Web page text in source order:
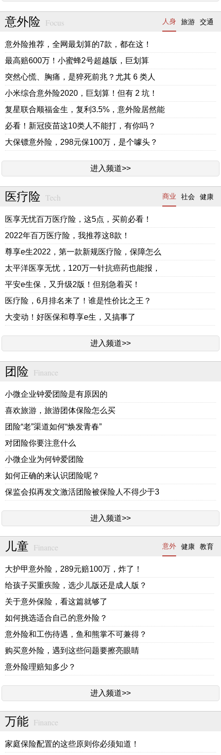
意外险 Focus 人身 旅游 交通
意外险推荐，全网最划算的7款，都在这！
最高赔600万！小蜜蜂2号超越版，巨划算
突然心慌、胸痛，是猝死前兆？尤其 6 类人
小米综合意外险2020，巨划算！但有 2 坑！
复星联合顺福金生，复利3.5%，意外险居然能
必看！新冠疫苗这10类人不能打，有你吗？
大保镖意外险，298元保100万，是个噱头？
进入频道>>
医疗险 Tech 商业 社会 健康
医享无忧百万医疗险，这5点，买前必看！
2022年百万医疗险，我推荐这8款！
尊享e生2022，第一款新规医疗险，保障怎么
太平洋医享无忧，120万一针抗癌药也能报，
平安e生保，又升级2版！但别急着买！
医疗险，6月排名来了！谁是性价比之王？
大变动！好医保和尊享e生，又搞事了
进入频道>>
团险 Finance
小微企业钟爱团险是有原因的
喜欢旅游，旅游团体保险怎么买
团险“老”渠道如何“焕发青春”
对团险你要注意什么
小微企业为何钟爱团险
如何正确的来认识团险呢？
保监会拟再发文激活团险被保险人不得少于3
进入频道>>
儿童 Finance 意外 健康 教育
大护甲意外险，289元赔100万，炸了！
给孩子买重疾险，选少儿版还是成人版？
关于意外保险，看这篇就够了
如何挑选适合自己的意外险？
意外险和工伤待遇，鱼和熊掌不可兼得？
购买意外险，遇到这些问题要擦亮眼睛
意外险理赔知多少？
进入频道>>
万能 Finance
家庭保险配置的这些原则你必须知道！